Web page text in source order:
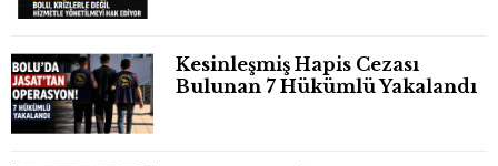
Kesinleşmiş Hapis Cezası
Bulunan 7 Hükümlü Yakalandı